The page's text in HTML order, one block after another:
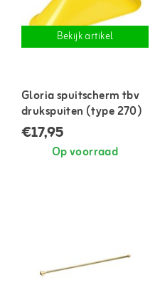
Bekijk artikel
Gloria spuitscherm tbv
drukspuiten (type 270)
€17,95
Op voorraad